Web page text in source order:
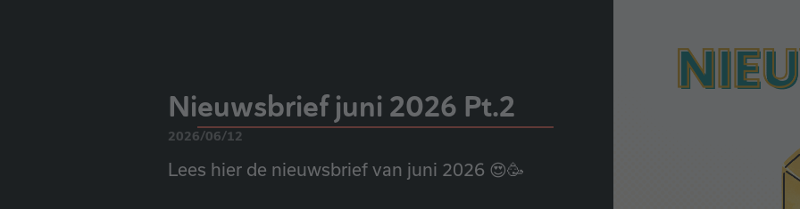
Nieuwsbrief juni 2026 Pt.2
2026/06/12
Lees hier de nieuwsbrief van juni 2026 😍🥳